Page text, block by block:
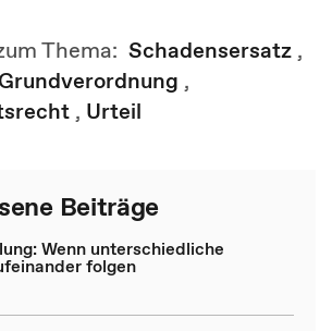
Thema: Schadensersatz ,
,
, Urteil
Beiträge
Wenn unterschiedliche
folgen